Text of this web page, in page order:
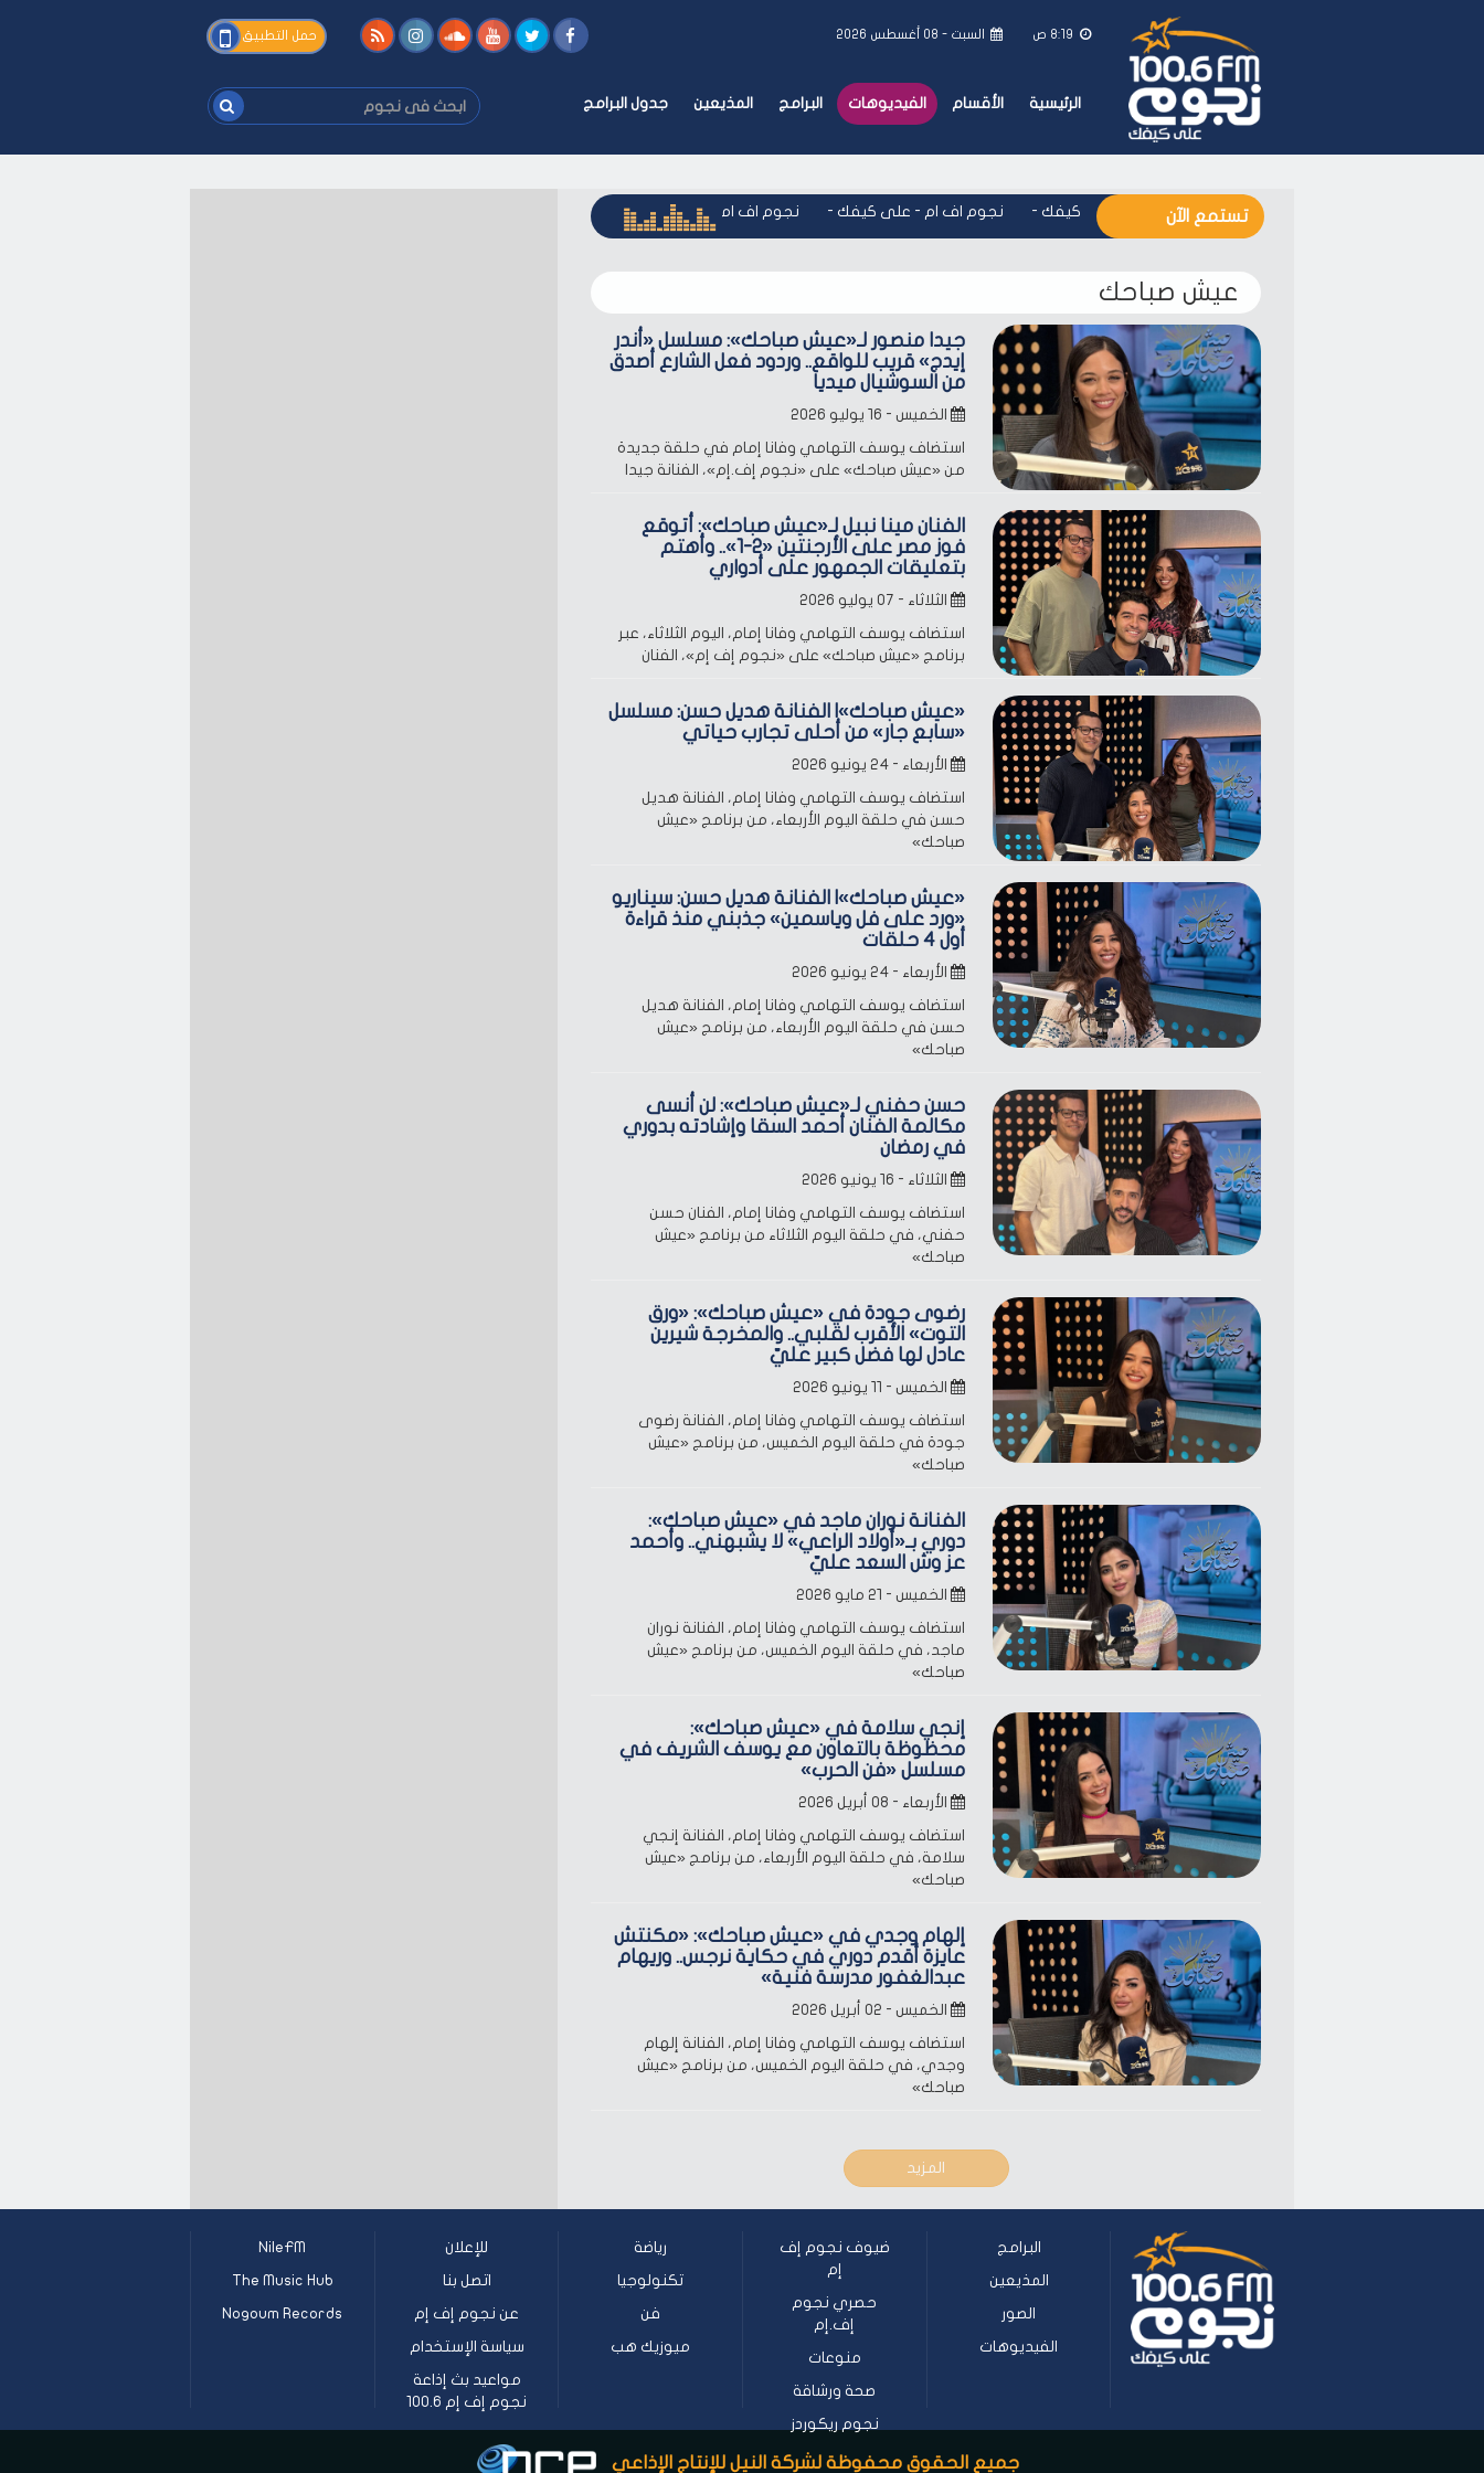
8:19 ص السبت - ٠٨ أغسطس ٢٠٢٦ حمل التطبيق
الرئيسية الأقسام الفيديوهات البرامج المذيعين جدول البرامج
ابحث
فى
فى
تستمع الآن -نجوم اف ام - على كيفك -نجوم اف ام - على كيفك نجوم اف ام - على كيفك نجوم اف ام - على كيفك
عيش صباحك
جيدا منصور لـ«عيش صباحك»: مسلسل «أندر
إيدج» قريب للواقع.. وردود فعل الشارع أصدق
من السوشيال ميديا
الخميس - ١٦ يوليو ٢٠٢٦
استضاف يوسف التهامي وفانا إمام في حلقة جديدة
من «عيش صباحك» على «نجوم إف.إم»، الفنانة جيدا
الفنان مينا نبيل لـ«عيش صباحك»: أتوقع
فوز مصر على الأرجنتين «2-1».. وأهتم
بتعليقات الجمهور على أدواري
الثلاثاء - ٠٧ يوليو ٢٠٢٦
استضاف يوسف التهامي وفانا إمام، اليوم الثلاثاء، عبر
برنامج «عيش صباحك» على «نجوم إف إم»، الفنان
«عيش صباحك»| الفنانة هديل حسن: مسلسل
«سابع جار» من أحلى تجارب حياتي
الأربعاء - ٢٤ يونيو ٢٠٢٦
استضاف يوسف التهامي وفانا إمام، الفنانة هديل
حسن في حلقة اليوم الأربعاء، من برنامج «عيش
صباحك»
«عيش صباحك»| الفنانة هديل حسن: سيناريو
«ورد على فل وياسمين» جذبني منذ قراءة
أول 4 حلقات
الأربعاء - ٢٤ يونيو ٢٠٢٦
استضاف يوسف التهامي وفانا إمام، الفنانة هديل
حسن في حلقة اليوم الأربعاء، من برنامج «عيش
صباحك»
حسن حفني لـ«عيش صباحك»: لن أنسى
مكالمة الفنان أحمد السقا وإشادته بدوري
في رمضان
الثلاثاء - ١٦ يونيو ٢٠٢٦
استضاف يوسف التهامي وفانا إمام، الفنان حسن
حفني، في حلقة اليوم الثلاثاء من برنامج «عيش
صباحك»
رضوى جودة في «عيش صباحك»: «ورق
التوت» الأقرب لقلبي.. والمخرجة شيرين
عادل لها فضل كبير عليّ
الخميس - ١١ يونيو ٢٠٢٦
استضاف يوسف التهامي وفانا إمام، الفنانة رضوى
جودة في حلقة اليوم الخميس، من برنامج «عيش
صباحك»
الفنانة نوران ماجد في «عيش صباحك»:
دوري بـ«أولاد الراعي» لا يشبهني.. وأحمد
عز وش السعد عليّ
الخميس - ٢١ مايو ٢٠٢٦
استضاف يوسف التهامي وفانا إمام، الفنانة نوران
ماجد، في حلقة اليوم الخميس، من برنامج «عيش
صباحك»
إنجي سلامة في «عيش صباحك»:
محظوظة بالتعاون مع يوسف الشريف في
مسلسل «فن الحرب»
الأربعاء - ٠٨ أبريل ٢٠٢٦
استضاف يوسف التهامي وفانا إمام، الفنانة إنجي
سلامة، في حلقة اليوم الأربعاء، من برنامج «عيش
صباحك»
إلهام وجدي في «عيش صباحك»: «مكنتش
عايزة أقدم دوري في حكاية نرجس.. وريهام
عبدالغفور مدرسة فنية»
الخميس - ٠٢ أبريل ٢٠٢٦
استضاف يوسف التهامي وفانا إمام، الفنانة إلهام
وجدي، في حلقة اليوم الخميس، من برنامج «عيش
صباحك»
المزيد
البرامج
المذيعين
الصور
الفيديوهات
ضيوف نجوم إف
إم
حصري نجوم
إف.إم
منوعات
صحة ورشاقة
نجوم ريكوردز
رياضة
تكنولوجيا
فن
ميوزيك هب
للإعلان
اتصل بنا
عن نجوم إف إم
سياسة الإستخدام
مواعيد بث إذاعة
نجوم إف إم 100.6
NileFM
The Music Hub
Nogoum Records
جميع الحقوق محفوظة لشركة النيل للإنتاج الإذاعي